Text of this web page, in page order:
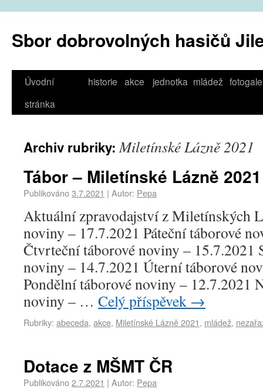
Sbor dobrovolných hasičů
Úvodní
stránka
historie akce jednotka mládež
Archiv rubriky:Miletínské Lázně 2021
Tábor – Miletínské Lázně 2021
Publikováno3.7.2021 | Autor: Pepa
Aktuální zpravodajství z Miletínských
noviny – 17.7.2021 Páteční táborové
Čtvrteční táborové noviny – 15.7.2021
noviny – 14.7.2021 Úterní táborové
Pondělní táborové noviny – 12.7.2021
noviny – … Celý příspěvek →
Rubriky: abeceda, akce, Miletínské Lázně 2021, mládež,
Dotace z MŠMT ČR
Publikováno2.7.2021 | Autor: Pepa